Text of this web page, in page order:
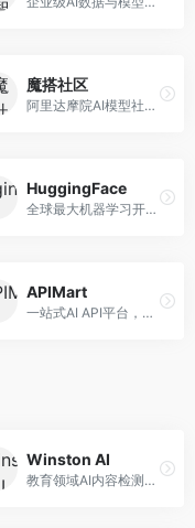
魔搭社区
阿里达摩院AI模型社区，专注于中文AI生态。面向中文开发者，提供开源模型、数据集、开发工具等资源，中文模型丰富。
HuggingFace
全球最大机器学习开源社区，整合模型库与开发工具。面向AI研究者和开发者，提供开源模型、数据集、开发工具等资源，开源生态最完善。
APIMart
一站式AI API平台，整合多种AI服务。面向开发者，提供模型API、图像处理、语音识别等服务，API种类丰富。
Winston AI
教育领域AI内容检测平台，专注于学术诚信。面向教育机构，提供AI内容检测、抄袭检测、报告生成等服务，教育适配性强。